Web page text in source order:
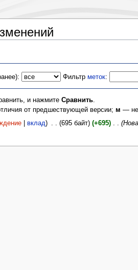
Фильтрметок:
и нажмите Сравнить.
от предшествующей версии; м —
|вклад) . . (695 байт) (+695)‎ . .